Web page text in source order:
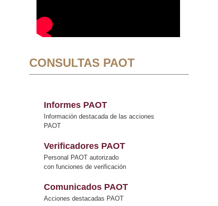
CONSULTAS PAOT
Informes PAOT
Información destacada de las acciones
PAOT
Verificadores PAOT
Personal PAOT autorizado
con funciones de verificación
Comunicados PAOT
Acciones destacadas PAOT